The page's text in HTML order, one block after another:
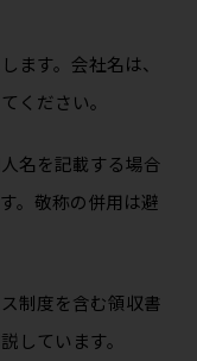
ます。会社名は、
ください。
名を記載する場合
。敬称の併用は避
制度を含む領収書
しています。